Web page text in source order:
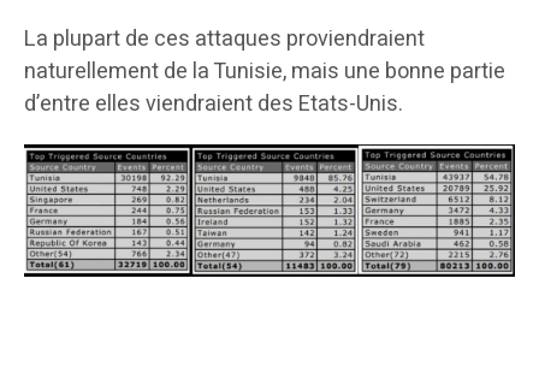
La plupart de ces attaques proviendraient
naturellement de la Tunisie, mais une bonne partie
d’entre elles viendraient des Etats-Unis.